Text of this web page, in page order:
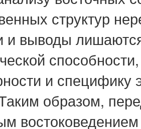
структур
и выводы
и специфику
образом,